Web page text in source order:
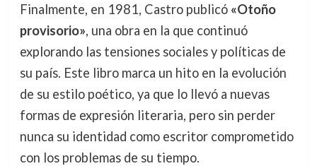
Finalmente, en 1981, Castro publicó «Otoño
provisorio», una obra en la que continuó
explorando las tensiones sociales y políticas de
su país. Este libro marca un hito en la evolución
de su estilo poético, ya que lo llevó a nuevas
formas de expresión literaria, pero sin perder
nunca su identidad como escritor comprometido
con los problemas de su tiempo.